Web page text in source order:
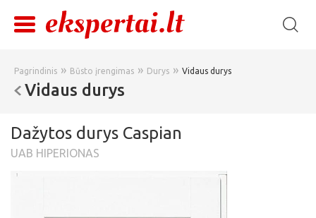
Pagrindinis » Būsto įrengimas » Durys » Vidaus durys
Vidaus durys
Dažytos durys Caspian
UAB HIPERIONAS